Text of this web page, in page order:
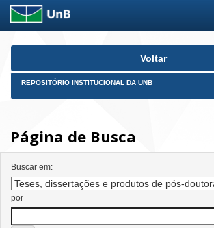
Skip
Voltar
REPOSITÓRIO INSTITUCIONAL DA UNB
Página de Busca
Buscar em:
por